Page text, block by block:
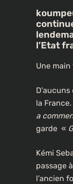
l’Etat
Une
la
a
garde «
Kémi
passage
l’ancien